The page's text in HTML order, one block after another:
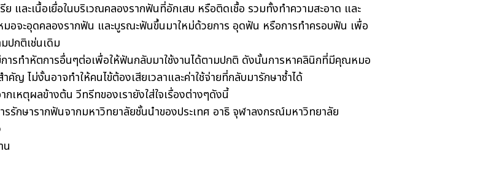
และเนื้อเยื่อในบริเวณคลองรากฟันที่อักเสบ หรือติดเชื้อ รวมทั้งทำความสะอาด และ
มอจะอุดคลองรากฟัน และบูรณะฟันขึ้นมาใหม่ด้วยการ อุดฟัน หรือการทำครอบฟัน เพื่อ
ปกติเช่นเดิม
ารทำหัตการอื่นๆต่อเพื่อให้ฟันกลับมาใช้งานได้ตามปกติ ดังนั้นการหาคลินิกที่มีคุณหมอ
คัญ ไม่งั้นอาจทำให้คนไข้ต้องเสียเวลาและค่าใช้จ่ายที่กลับมารักษาซ้ำได้
เหตุผลข้างต้น วีทรีทของเรายังใส่ใจเรื่องต่างๆดังนี้
รักษารากฟันจากมหาวิทยาลัยชั้นนำของประเทศ อาธิ จุฬาลงกรณ์มหาวิทยาลัย
น